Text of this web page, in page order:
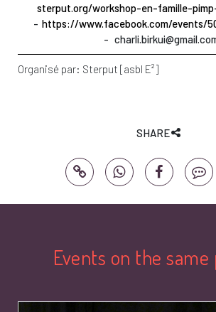
sterput.org/workshop-en-famille-
https://www.facebook.com/events/
Organisé par: Sterput [asbl E²]
SHARE
Events on the same